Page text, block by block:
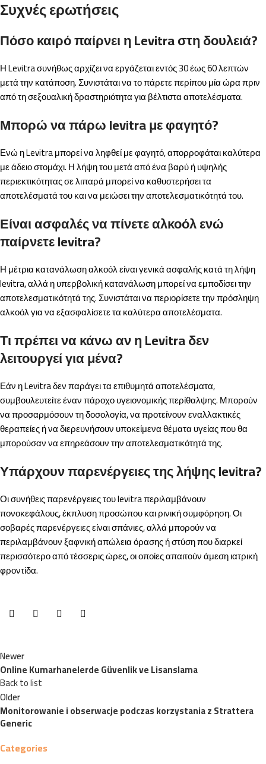
Συχνές ερωτήσεις
Πόσο καιρό παίρνει η Levitra στη δουλειά?
Η Levitra συνήθως αρχίζει να εργάζεται εντός 30 έως 60 λεπτών
μετά την κατάποση. Συνιστάται να το πάρετε περίπου μία ώρα πριν
από τη σεξουαλική δραστηριότητα για βέλτιστα αποτελέσματα.
Μπορώ να πάρω levitra με φαγητό?
Ενώ η Levitra μπορεί να ληφθεί με φαγητό, απορροφάται καλύτερα
με άδειο στομάχι. Η λήψη του μετά από ένα βαρύ ή υψηλής
περιεκτικότητας σε λιπαρά μπορεί να καθυστερήσει τα
αποτελέσματά του και να μειώσει την αποτελεσματικότητά του.
Είναι ασφαλές να πίνετε αλκοόλ ενώ
παίρνετε levitra?
Η μέτρια κατανάλωση αλκοόλ είναι γενικά ασφαλής κατά τη λήψη
levitra, αλλά η υπερβολική κατανάλωση μπορεί να εμποδίσει την
αποτελεσματικότητά της. Συνιστάται να περιορίσετε την πρόσληψη
αλκοόλ για να εξασφαλίσετε τα καλύτερα αποτελέσματα.
Τι πρέπει να κάνω αν η Levitra δεν
λειτουργεί για μένα?
Εάν η Levitra δεν παράγει τα επιθυμητά αποτελέσματα,
συμβουλευτείτε έναν πάροχο υγειονομικής περίθαλψης. Μπορούν
να προσαρμόσουν τη δοσολογία, να προτείνουν εναλλακτικές
θεραπείες ή να διερευνήσουν υποκείμενα θέματα υγείας που θα
μπορούσαν να επηρεάσουν την αποτελεσματικότητά της.
Υπάρχουν παρενέργειες της λήψης levitra?
Οι συνήθεις παρενέργειες του levitra περιλαμβάνουν
πονοκεφάλους, έκπλυση προσώπου και ρινική συμφόρηση. Οι
σοβαρές παρενέργειες είναι σπάνιες, αλλά μπορούν να
περιλαμβάνουν ξαφνική απώλεια όρασης ή στύση που διαρκεί
περισσότερο από τέσσερις ώρες, οι οποίες απαιτούν άμεση ιατρική
φροντίδα.
Newer
Online Kumarhanelerde Güvenlik ve Lisanslama
Back to list
Older
Monitorowanie i obserwacje podczas korzystania z Strattera
Generic
Categories